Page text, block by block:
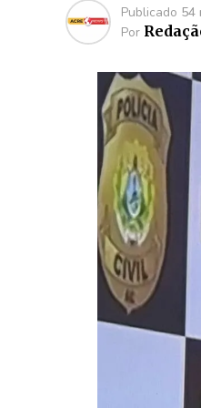
Publicado 54
Por